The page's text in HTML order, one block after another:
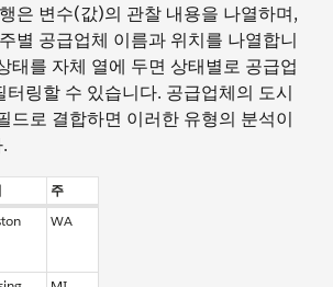
은 변수(값)의 관찰 내용을 나열하며,
별 공급업체 이름과 위치를 나열합니
태를 자체 열에 두면 상태별로 공급업
터링할 수 있습니다. 공급업체의 도시
드로 결합하면 이러한 유형의 분석이
주
WA